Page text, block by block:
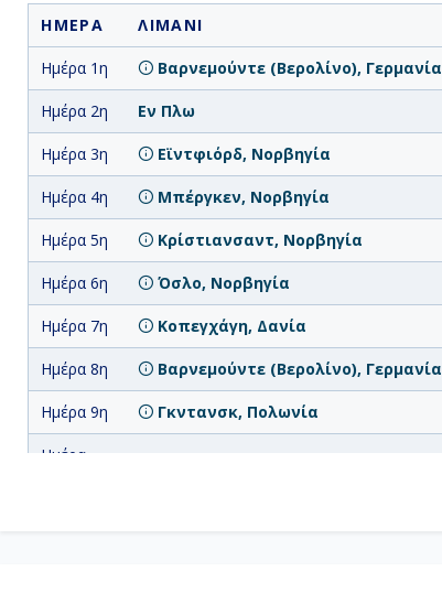
ΗΜΕΡΑ ΛΙΜΑΝΙ
Ημέρα 1η Βαρνεμούντε (Βερολίνο), Γερμανία
Ημέρα 2η Εν Πλω
Ημέρα 3η Εϊντφιόρδ, Νορβηγία
Ημέρα 4η Μπέργκεν, Νορβηγία
Ημέρα 5η Κρίστιανσαντ, Νορβηγία
Ημέρα 6η Όσλο, Νορβηγία
Ημέρα 7η Κοπεγχάγη, Δανία
Ημέρα 8η Βαρνεμούντε (Βερολίνο), Γερμανία
Ημέρα 9η Γκντανσκ, Πολωνία
Ημέρα